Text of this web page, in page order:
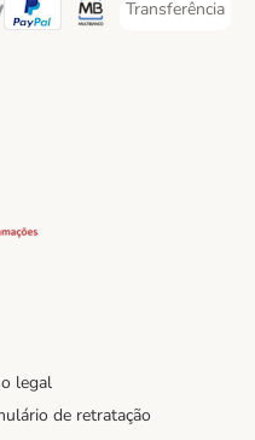
Method
Method
Payment Method
PayPal Payment Method
Multibanco Payment
Transferência
Transferência
Method
legal
de retratação